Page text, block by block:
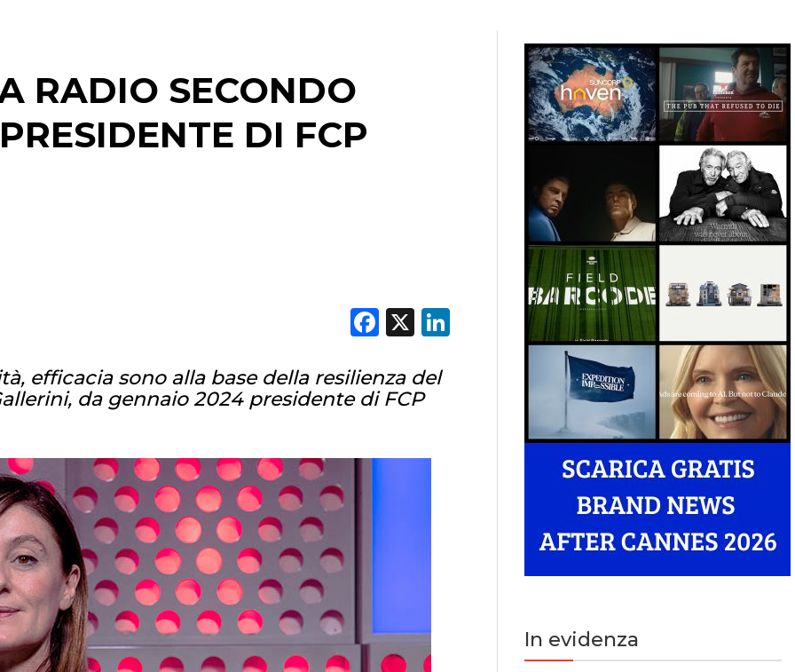
OPINIONI
RADIO SECONDO
DI FCP
Facebook
X LinkedIn
efficacia sono alla base della resilienza del
da gennaio 2024 presidente di FCP
In evidenza